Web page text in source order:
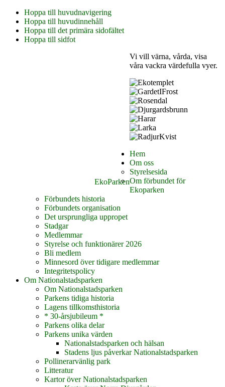
Hoppa till huvudnavigering
Hoppa till huvudinnehåll
Hoppa till det primära sidofältet
Hoppa till sidfot
EkoParken
Vi vill värna, vårda, visa
våra vackra värdefulla vyer.
Hem
Om oss
Styrelsesida
Om förbundet för
Ekoparken
Förbundets historia
Förbundets organisation
Det ursprungliga uppropet
Stadgar
Medlemmar
Styrelse och funktionärer 2026
Bli medlem
Minnesord över tidigare medlemmar
Integritetspolicy
Om Nationalstadsparken
Om Nationalstadsparken
Parkens tidiga historia
Lagens tillkomsthistoria
* 30-årsjubileum *
Parkens olika delar
Parkens unika värden
Nationalstadsparken och hälsan
Stadens ljus påverkar Nationalstadsparken
Pollinerarvänlig park
Litteratur
Kartor över Nationalstadsparken